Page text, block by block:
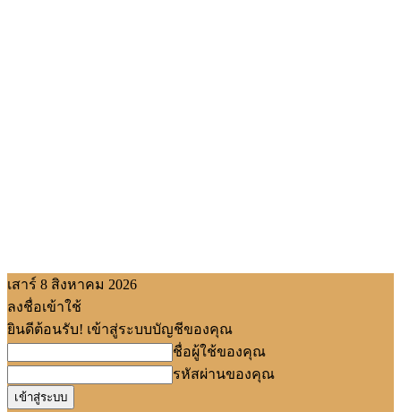
เสาร์ 8 สิงหาคม 2026
ลงชื่อเข้าใช้
ยินดีต้อนรับ! เข้าสู่ระบบบัญชีของคุณ
ชื่อผู้ใช้ของคุณ
รหัสผ่านของคุณ